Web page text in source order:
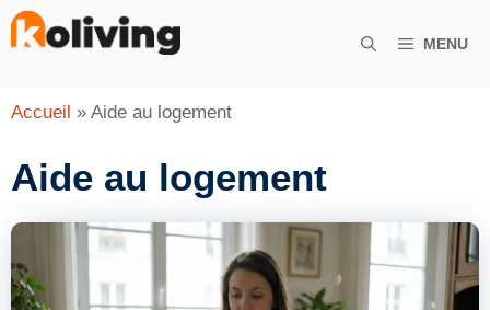
Aller
MENU
Accueil » Aide au logement
Aide au logement